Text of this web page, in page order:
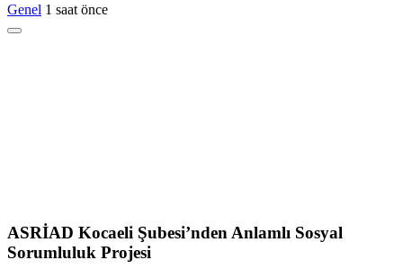
Genel 1 saat önce
ASRİAD Kocaeli Şubesi’nden Anlamlı Sosyal
Sorumluluk Projesi